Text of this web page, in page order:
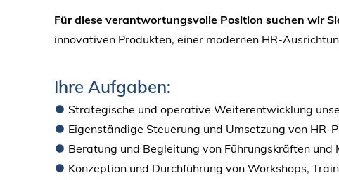
Für diese verantwortungsvolle Position suchen wir
innovativen Produkten, einer modernen HR-
Ihre Aufgaben:
Strategische und operative Weiterentwicklung
Eigenständige Steuerung und Umsetzung von
Beratung und Begleitung von Führungskräften
Konzeption und Durchführung von Workshops,